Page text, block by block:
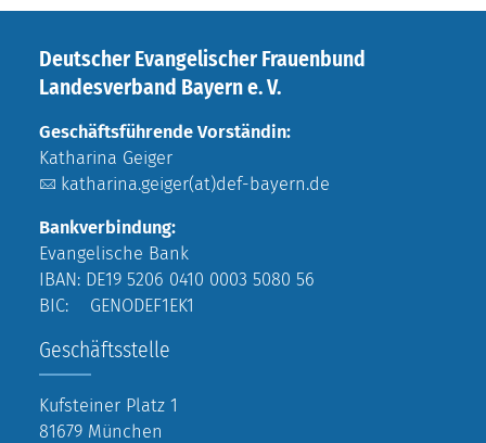
Deutscher Evangelischer Frauenbund
Landesverband Bayern e. V.
Geschäftsführende Vorständin:
Katharina Geiger
katharina.geiger(at)def-bayern.de
Bankverbindung:
Evangelische Bank
IBAN: DE19 5206 0410 0003 5080 56
BIC: GENODEF1EK1
Geschäftsstelle
Kufsteiner Platz 1
81679 München